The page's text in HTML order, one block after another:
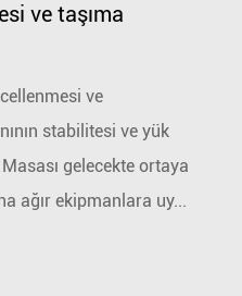
ve taşıma
ve
stabilitesi ve yük
gelecekte ortaya
ağır ekipmanlara uy...